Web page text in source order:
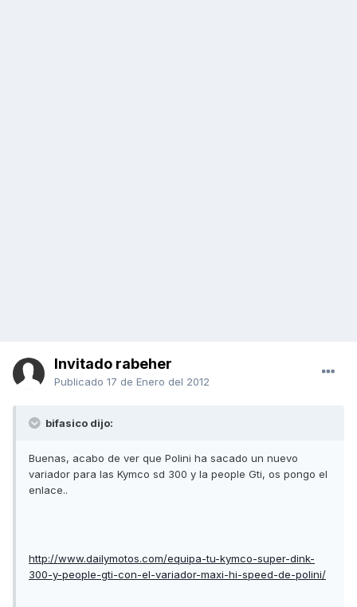
Invitado rabeher
Publicado 17 de Enero del 2012
bifasico dijo:
Buenas, acabo de ver que Polini ha sacado un nuevo
variador para las Kymco sd 300 y la people Gti, os pongo el
enlace..
http://www.dailymotos.com/equipa-tu-kymco-super-dink-
300-y-people-gti-con-el-variador-maxi-hi-speed-de-polini/